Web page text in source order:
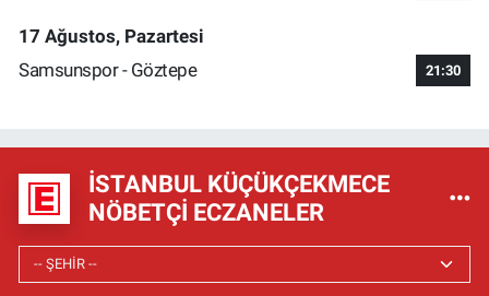
17 Ağustos, Pazartesi
Samsunspor - Göztepe
21:30
İSTANBUL KÜÇÜKÇEKMECE
NÖBETÇI ECZANELER